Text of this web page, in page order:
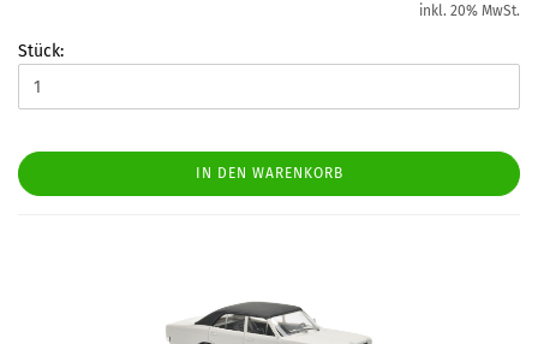
inkl. 20% MwSt.
Stück:
IN DEN WARENKORB